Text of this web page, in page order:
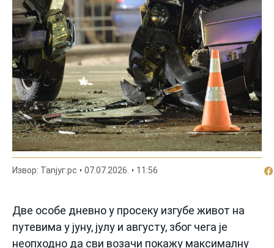
Извор: Таnjyг.рс 07.07.2026. 11:56
Две особе дневно у просеку изгубе живот на
путевима у јуну, јулу и августу, због чега је
неопходно да сви возачи покажу максималну